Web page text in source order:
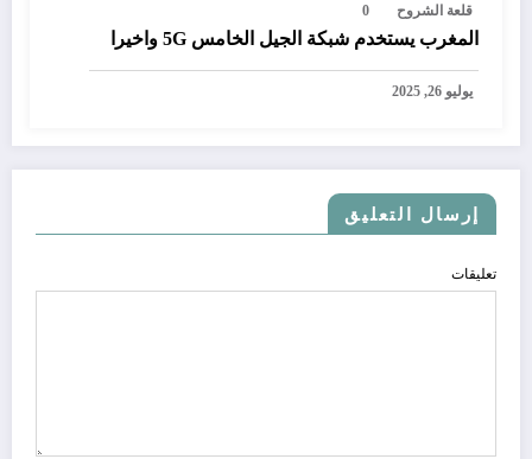
قلعة الشروح 0
المغرب يستخدم شبكة الجيل الخامس 5G واخيرا
يوليو 26, 2025
إرسال التعليق
تعليقات